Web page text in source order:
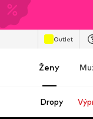
Outlet
Ženy
Dropy